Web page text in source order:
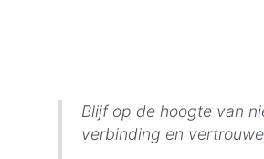
Blijf op de hoogte van
verbinding en